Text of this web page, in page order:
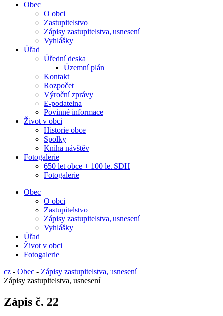
Obec
O obci
Zastupitelstvo
Zápisy zastupitelstva, usnesení
Vyhlášky
Úřad
Úřední deska
Územní plán
Kontakt
Rozpočet
Výroční zprávy
E-podatelna
Povinné informace
Život v obci
Historie obce
Spolky
Kniha návštěv
Fotogalerie
650 let obce + 100 let SDH
Fotogalerie
Obec
O obci
Zastupitelstvo
Zápisy zastupitelstva, usnesení
Vyhlášky
Úřad
Život v obci
Fotogalerie
cz - Obec - Zápisy zastupitelstva, usnesení
Zápisy zastupitelstva, usnesení
Zápis č. 22